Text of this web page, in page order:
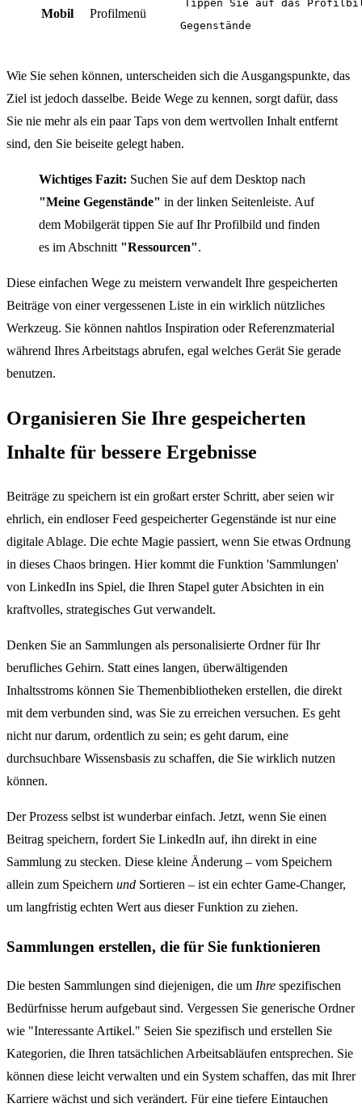
Mobil Profilmenü
Tippen Sie auf das
Gegenstände
Wie Sie sehen können, unterscheiden sich die Ausgangspunkte, das
Ziel ist jedoch dasselbe. Beide Wege zu kennen, sorgt dafür, dass
Sie nie mehr als ein paar Taps von dem wertvollen Inhalt entfernt
sind, den Sie beiseite gelegt haben.
Wichtiges Fazit: Suchen Sie auf dem Desktop nach
"Meine Gegenstände" in der linken Seitenleiste. Auf
dem Mobilgerät tippen Sie auf Ihr Profilbild und finden
es im Abschnitt "Ressourcen".
Diese einfachen Wege zu meistern verwandelt Ihre gespeicherten
Beiträge von einer vergessenen Liste in ein wirklich nützliches
Werkzeug. Sie können nahtlos Inspiration oder Referenzmaterial
während Ihres Arbeitstags abrufen, egal welches Gerät Sie gerade
benutzen.
Organisieren Sie Ihre gespeicherten
Inhalte für bessere Ergebnisse
Beiträge zu speichern ist ein großart erster Schritt, aber seien wir
ehrlich, ein endloser Feed gespeicherter Gegenstände ist nur eine
digitale Ablage. Die echte Magie passiert, wenn Sie etwas Ordnung
in dieses Chaos bringen. Hier kommt die Funktion 'Sammlungen'
von LinkedIn ins Spiel, die Ihren Stapel guter Absichten in ein
kraftvolles, strategisches Gut verwandelt.
Denken Sie an Sammlungen als personalisierte Ordner für Ihr
berufliches Gehirn. Statt eines langen, überwältigenden
Inhaltsstroms können Sie Themenbibliotheken erstellen, die direkt
mit dem verbunden sind, was Sie zu erreichen versuchen. Es geht
nicht nur darum, ordentlich zu sein; es geht darum, eine
durchsuchbare Wissensbasis zu schaffen, die Sie wirklich nutzen
können.
Der Prozess selbst ist wunderbar einfach. Jetzt, wenn Sie einen
Beitrag speichern, fordert Sie LinkedIn auf, ihn direkt in eine
Sammlung zu stecken. Diese kleine Änderung – vom Speichern
allein zum Speichern und Sortieren – ist ein echter Game-Changer,
um langfristig echten Wert aus dieser Funktion zu ziehen.
Sammlungen erstellen, die für Sie funktionieren
Die besten Sammlungen sind diejenigen, die um Ihre spezifischen
Bedürfnisse herum aufgebaut sind. Vergessen Sie generische Ordner
wie "Interessante Artikel." Seien Sie spezifisch und erstellen Sie
Kategorien, die Ihren tatsächlichen Arbeitsabläufen entsprechen. Sie
können diese leicht verwalten und ein System schaffen, das mit Ihrer
Karriere wächst und sich verändert. Für eine tiefere Eintauchen